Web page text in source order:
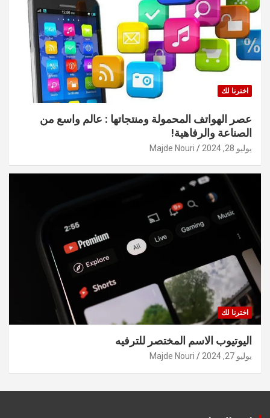
اخترنا لك
عصر الهواتف المحمولة ومنتجاتها : عالم واسع من
الصناعة والرفاهية!
يوليو 28, 2024 Majde Nouri
اخترنا لك
اليوتيوب الاسم المختصر للترفيه
يوليو 27, 2024 Majde Nouri